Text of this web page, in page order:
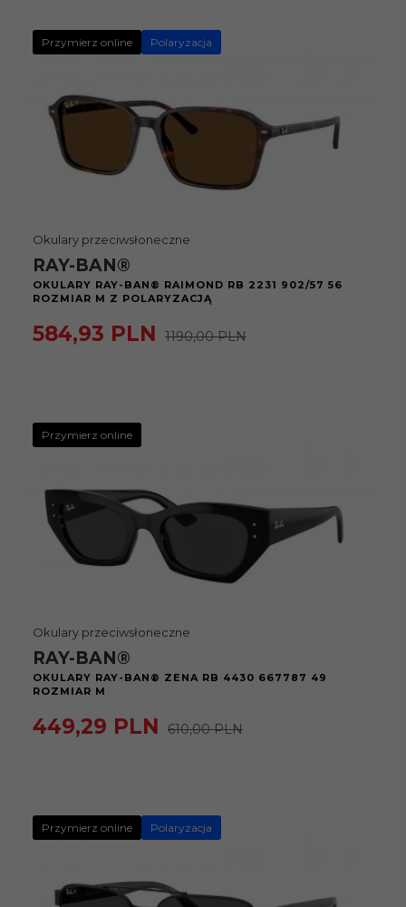
Przymierz online Polaryzacja
Okulary przeciwsłoneczne
RAY-BAN®
OKULARY RAY-BAN® RAIMOND RB 2231 902/57 56
ROZMIAR M Z POLARYZACJĄ
584,93 PLN 1190,00 PLN
Przymierz online
Okulary przeciwsłoneczne
RAY-BAN®
OKULARY RAY-BAN® ZENA RB 4430 667787 49
ROZMIAR M
449,29 PLN 610,00 PLN
Przymierz online Polaryzacja